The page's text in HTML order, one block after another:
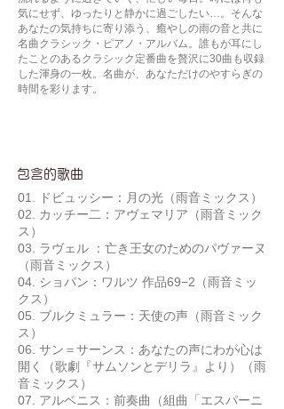
気にせず、ゆったりと静かに過ごしたい…。そんな
あなたの気持ちに寄り添う、癒やしの雨の音と共に
名曲クラシック・ピアノ・アルバム。誰もが耳にし
たことのあるクラシック定番曲を贅沢に30曲も収録
した渾身の一枚。名曲が、あなただけのやすらぎの
時間を彩ります。
包含的歌曲
01. ドビュッシー：月の光（雨音ミックス）
02. カッチー二：アヴェマリア（雨音ミック
ス）
03. ラヴェル ：亡き王女のためのパヴァーヌ
（雨音ミックス）
04. ショパン：ワルツ 作品69−2（雨音ミッ
クス）
05. ブルクミュラー：天使の声（雨音ミック
ス）
06. サン＝サーンス：あなたの声にわが心は
開く（歌劇『サムソンとデリラ』より）（雨
音ミックス）
07. アルベニス：前奏曲（組曲「エスパーニ